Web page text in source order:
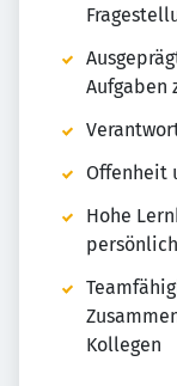
Aufgaben
Offenheit
Hohe
Kollegen